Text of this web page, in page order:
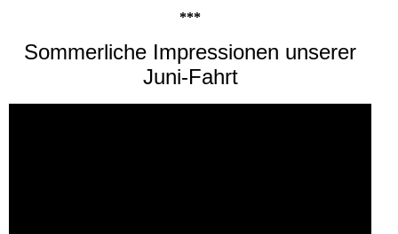
***
Sommerliche Impressionen unserer
Juni-Fahrt